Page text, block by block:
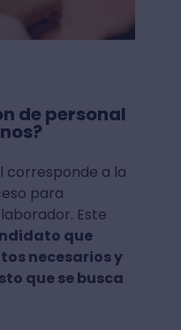
de personal
corresponde a la
para
Este
que
necesarios y
que se busca